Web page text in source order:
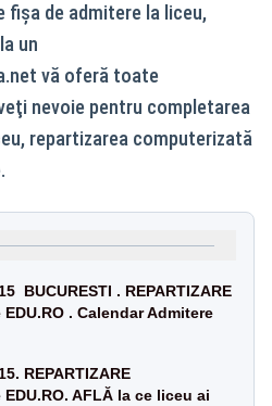
fişa de admitere la liceu,
un
vă oferă toate
nevoie pentru completarea
repartizarea computerizată
BUCURESTI . REPARTIZARE
EDU.RO . Calendar Admitere
REPARTIZARE
EDU.RO. AFLĂ la ce liceu ai